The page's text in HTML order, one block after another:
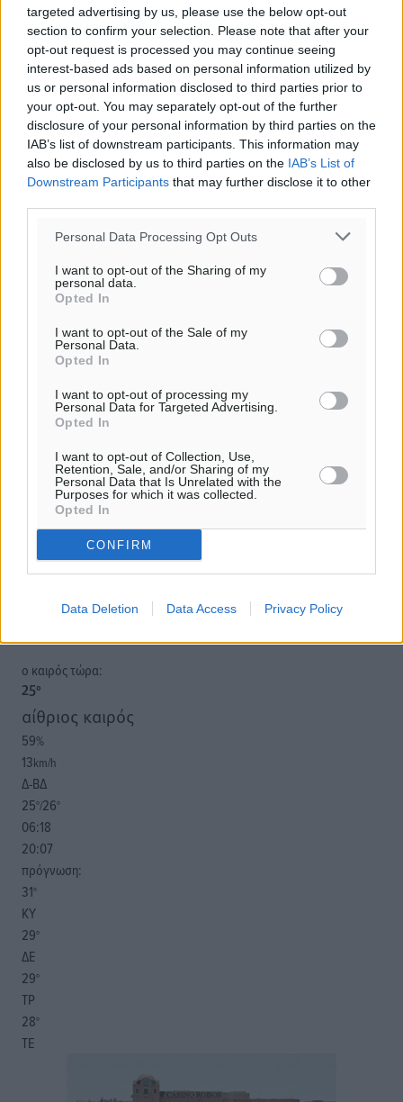
targeted advertising by us, please use the below opt-out
section to confirm your selection. Please note that after your
opt-out request is processed you may continue seeing
interest-based ads based on personal information utilized by
us or personal information disclosed to third parties prior to
your opt-out. You may separately opt-out of the further
disclosure of your personal information by third parties on the
IAB’s list of downstream participants. This information may
also be disclosed by us to third parties on the IAB’s List of
Downstream Participants that may further disclose it to other
Personal Data Processing Opt Outs
I want to opt-out of the Sharing of my
personal data.
Opted In
I want to opt-out of the Sale of my
Personal Data.
Opted In
I want to opt-out of processing my
Personal Data for Targeted Advertising.
Opted In
I want to opt-out of Collection, Use,
Retention, Sale, and/or Sharing of my
Personal Data that Is Unrelated with the
Purposes for which it was collected.
Opted In
CONFIRM
Data Deletion Data Access Privacy Policy
Όνοματεπώνυμο Email
Φύλαξε τα στοιχεία μου για την επόμενη φορά.
Για την μερική αναπαραγωγή της είδησης από άλλες
ιστοσελίδες είναι απαραίτητη η χρήση του παρακάτω
παρεχόμενου συνδέσμου παραπομπής προς το άρθρο
της Δημοκρατικής.
o καιρός τώρα:
25°
αίθριος καιρός
59%
13km/h
Δ-ΒΔ
25°/26°
06:18
20:07
πρόγνωση:
31°
ΚΥ
29°
ΔΕ
29°
ΤΡ
28°
ΤΕ